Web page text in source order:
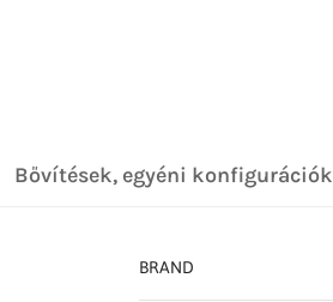
Bővítések, egyéni konfigurációk
BRAND